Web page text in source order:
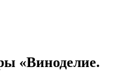
«Виноделие.